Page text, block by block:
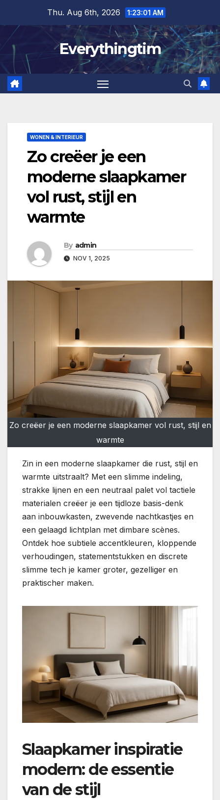
content
Thu. Aug 6th, 2026 1:23:02 AM
Everythingtim
WONEN & INTERIEUR
Zo creëer je een
moderne slaapkamer
vol rust, stijl en
warmte
By admin
NOV 1, 2025
Zo creëer je een moderne slaapkamer vol rust, stijl en
warmte
Zin in een moderne slaapkamer die rust, stijl en
warmte uitstraalt? Met een slimme indeling,
strakke lijnen en een neutraal palet vol tactiele
materialen creëer je een tijdloze basis-denk
aan inbouwkasten, zwevende nachtkastjes en
een gelaagd lichtplan met dimbare scènes.
Ontdek hoe subtiele accentkleuren, kloppende
verhoudingen, statementstukken en discrete
slimme tech je kamer groter, gezelliger en
praktischer maken.
Slaapkamer inspiratie
modern: de essentie
van de stijl